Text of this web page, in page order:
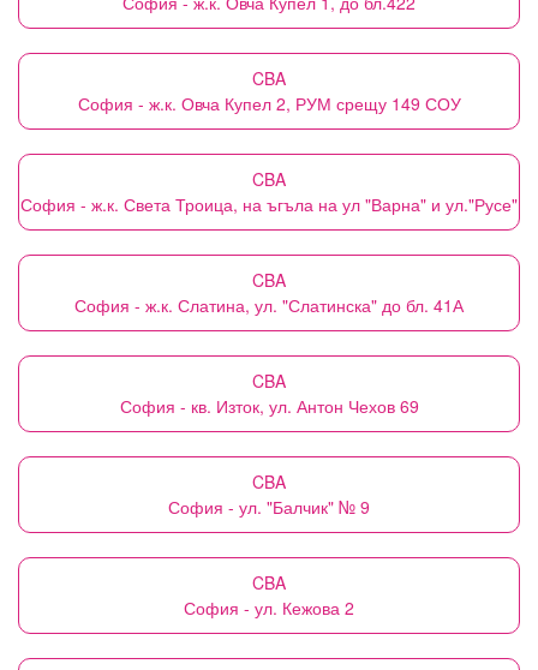
CBA
София - ж.к. Овча Купел 2, РУМ срещу 149 СОУ
CBA
София - ж.к. Света Троица, на ъгъла на ул "Варна" и ул."Русе"
CBA
София - ж.к. Слатина, ул. "Слатинска" до бл. 41А
CBA
София - кв. Изток, ул. Антон Чехов 69
CBA
София - ул. "Балчик" № 9
CBA
София - ул. Кежова 2